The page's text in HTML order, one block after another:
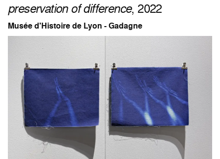
preservation of difference, 2022
Musée d'Histoire de Lyon - Gadagne